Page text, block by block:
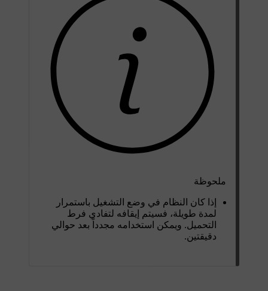
ملحوظة
إذا كان النظام في وضع التشغيل باستمرار
لمدة طويلة، فسيتم إيقافه لتفادي فرط
التحميل. ويمكن استخدامه مجدداً بعد حوالي
دقيقتين.